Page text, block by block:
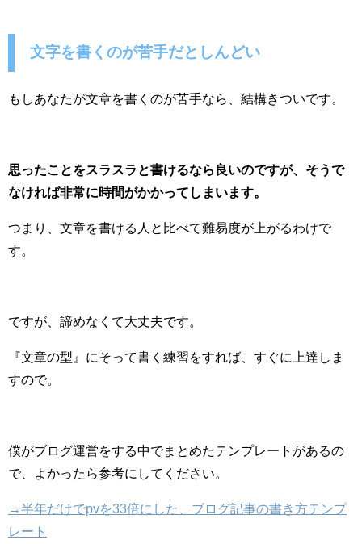
文字を書くのが苦手だとしんどい
もしあなたが文章を書くのが苦手なら、結構きついです。
思ったことをスラスラと書けるなら良いのですが、そうで
なければ非常に時間がかかってしまいます。
つまり、文章を書ける人と比べて難易度が上がるわけで
す。
ですが、諦めなくて大丈夫です。
『文章の型』にそって書く練習をすれば、すぐに上達しま
すので。
僕がブログ運営をする中でまとめたテンプレートがあるの
で、よかったら参考にしてください。
→半年だけでpvを33倍にした、ブログ記事の書き方テンプ
レート